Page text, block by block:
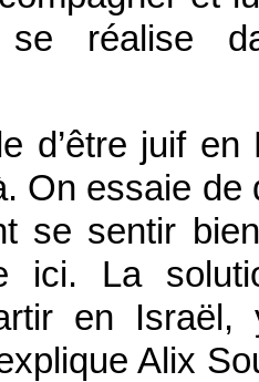
se réalise
d’être juif
On essaie
se sentir
ici. La
en
Alix